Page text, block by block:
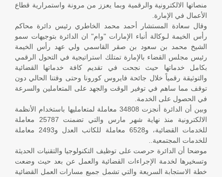
منصاتها الالكترونية والرقمية وبما يعزز من مرونة واستمرارية قطاع
الأعمال في الإمارة.
وقال سعادة المستشار أحمد محمد الخاطري رئيس دائرة محاكم
رأس الخيمة لـوكالة أنباء الإمارات "وام" ان الدائرة بتوجيهات سمو
الشيخ محمد بن سعود بن صقر القاسمي ولي عهد رأس الخيمة
رئيس مجلس القضاء بالإمارة تمتلك استراتيجية في التحول الرقمي
بكامل خدماتها حيث نجحت في تقديم كافة خدماتها القضائية
والتوثيقة رقمياً خلال جائحة فايروس كورونا وحتى وقتنا الحالي دون
توقف مما ساهم في توفير الوقت والجهد على المتعاملين والسرعة
في الحصول على الخدمة.
وبين أن الدائرة أنجزت 34808 معاملة لمتعامليها باستخدام الأنظمة
الالكترونية منذ نهاية شهر مارس والتي تضمنت 25787 معاملة
للخدمات القضائية، و6528 معاملة للكاتب العدل و2493 معاملة
للخدمات المجتمعية..
موضحا أن الدائرة حرصت على توظيف التكنولوجيا والتقنيات الحديثة
وتسخيرها لخدمة الإجراءات القضائية والعمل عن بعد حيث وضعت
خطة الاستجابة السريعة والتي تشمل جميع مسارات العمل القضائية